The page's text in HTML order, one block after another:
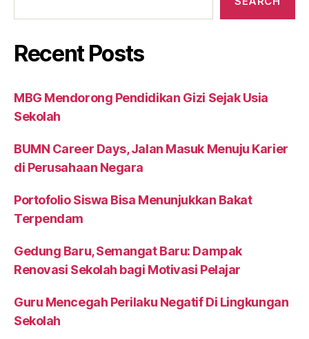
Recent Posts
MBG Mendorong Pendidikan Gizi Sejak Usia
Sekolah
BUMN Career Days, Jalan Masuk Menuju Karier
di Perusahaan Negara
Portofolio Siswa Bisa Menunjukkan Bakat
Terpendam
Gedung Baru, Semangat Baru: Dampak
Renovasi Sekolah bagi Motivasi Pelajar
Guru Mencegah Perilaku Negatif Di Lingkungan
Sekolah